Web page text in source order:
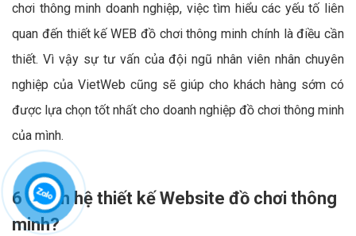
chơi thông minh doanh nghiệp, việc tìm hiểu các yếu tố liên
quan đến thiết kế WEB đồ chơi thông minh chính là điều cần
thiết. Vì vậy sự tư vấn của đội ngũ nhân viên nhân chuyên
nghiệp của VietWeb cũng sẽ giúp cho khách hàng sớm có
được lựa chọn tốt nhất cho doanh nghiệp đồ chơi thông minh
của mình.
6 - Liên hệ thiết kế Website đồ chơi thông
minh?